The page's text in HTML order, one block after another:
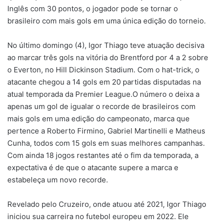
Inglês com 30 pontos, o jogador pode se tornar o
brasileiro com mais gols em uma única edição do torneio.
No último domingo (4), Igor Thiago teve atuação decisiva
ao marcar três gols na vitória do Brentford por 4 a 2 sobre
o Everton, no Hill Dickinson Stadium. Com o hat-trick, o
atacante chegou a 14 gols em 20 partidas disputadas na
atual temporada da Premier League.O número o deixa a
apenas um gol de igualar o recorde de brasileiros com
mais gols em uma edição do campeonato, marca que
pertence a Roberto Firmino, Gabriel Martinelli e Matheus
Cunha, todos com 15 gols em suas melhores campanhas.
Com ainda 18 jogos restantes até o fim da temporada, a
expectativa é de que o atacante supere a marca e
estabeleça um novo recorde.
Revelado pelo Cruzeiro, onde atuou até 2021, Igor Thiago
iniciou sua carreira no futebol europeu em 2022. Ele